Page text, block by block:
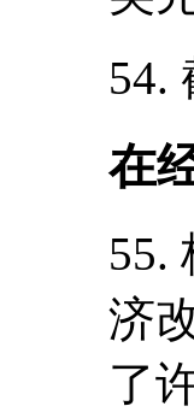
54.
在
55.
济
了